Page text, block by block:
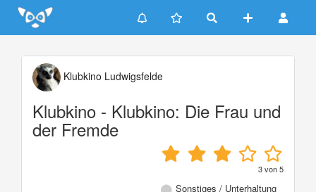
Update cookies preferences
Klubkino Ludwigsfelde
Klubkino - Klubkino: Die Frau und
der Fremde
3von5
Sonstiges / Unterhaltung